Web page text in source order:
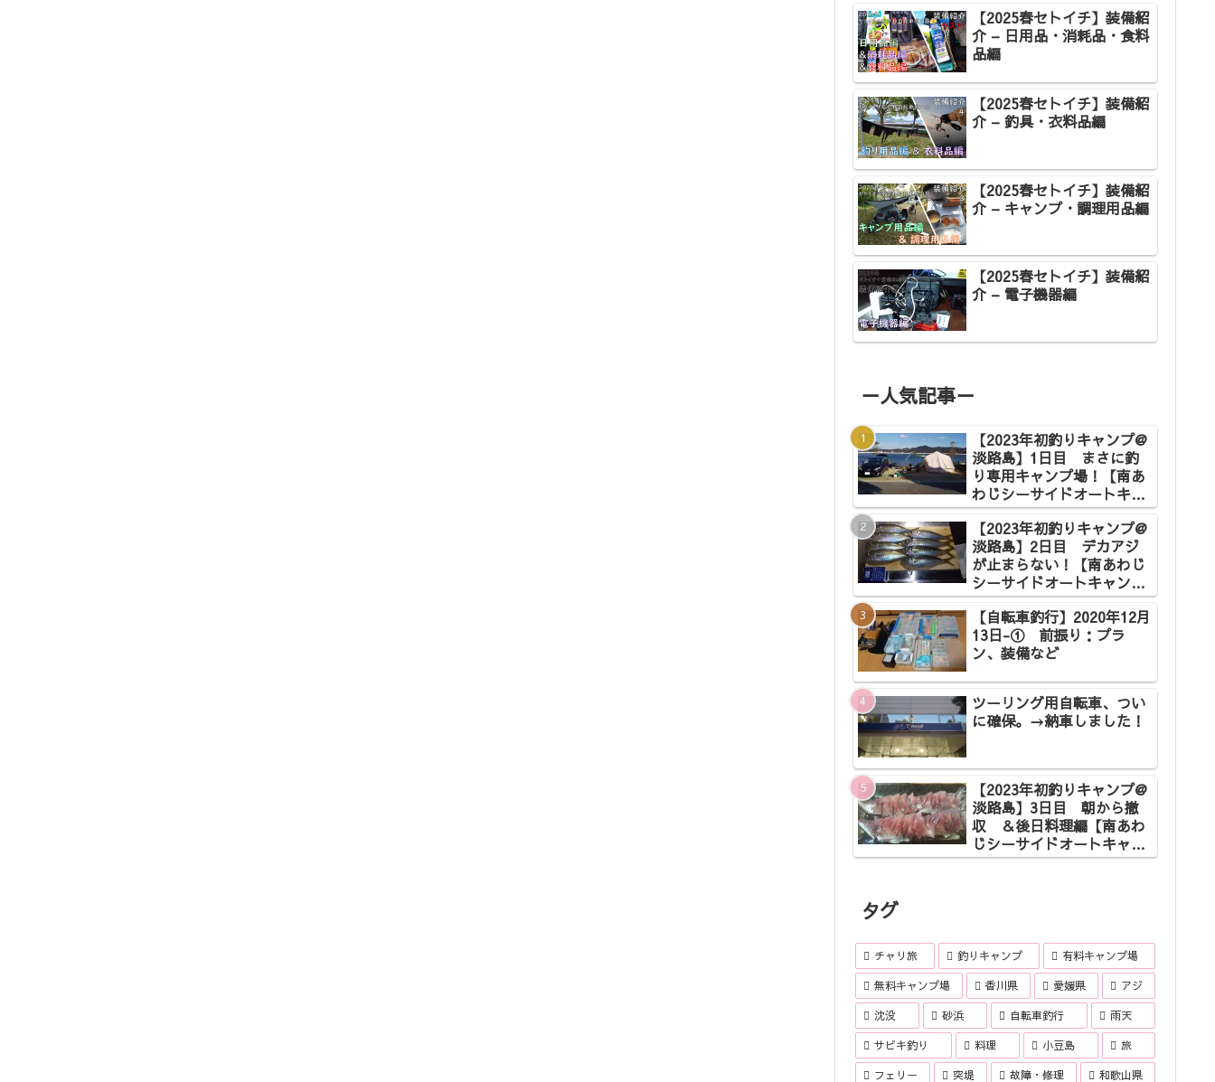
【2025春セトイチ】装備紹
介 – 日用品・消耗品・食料
品編
【2025春セトイチ】装備紹
介 – 釣具・衣料品編
【2025春セトイチ】装備紹
介 – キャンプ・調理用品編
【2025春セトイチ】装備紹
介 – 電子機器編
－人気記事－
【2023年初釣りキャンプ@
淡路島】1日目 まさに釣
り専用キャンプ場！【南あ
わじシーサイドオートキャ
ンプ場】
【2023年初釣りキャンプ@
淡路島】2日目 デカアジ
が止まらない！【南あわじ
シーサイドオートキャンプ
場】
【自転車釣行】2020年12月
13日-① 前振り：プラ
ン、装備など
ツーリング用自転車、つい
に確保。→納車しました！
【2023年初釣りキャンプ@
淡路島】3日目 朝から撤
収 ＆後日料理編【南あわ
じシーサイドオートキャン
プ場】
タグ
チャリ旅 釣りキャンプ 有料キャンプ場
無料キャンプ場 香川県 愛媛県 アジ
沈没 砂浜 自転車釣行 雨天
サビキ釣り 料理 小豆島 旅
フェリー 突堤 故障・修理 和歌山県